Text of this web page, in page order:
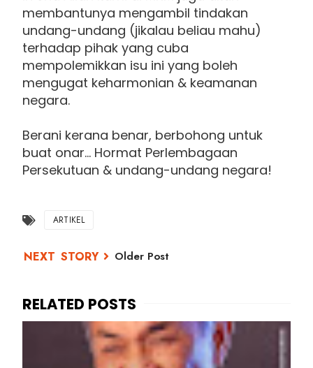
membantunya mengambil tindakan
undang-undang (jikalau beliau mahu)
terhadap pihak yang cuba
mempolemikkan isu ini yang boleh
mengugat keharmonian & keamanan
negara.
Berani kerana benar, berbohong untuk
buat onar… Hormat Perlembagaan
Persekutuan & undang-undang negara!
ARTIKEL
Older Post